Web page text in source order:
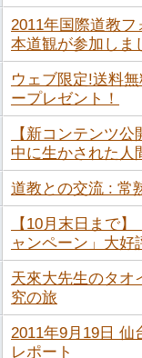
2011年国際道教
本道観が参加しま
ウェブ限定!送料
ープレゼント！
【新コンテンツ
中に生かされた人
道教との交流 : 常
【10月末日まで
ャンペーン」大好
天來大先生のタ
究の旅
2011年9月19日
レポート